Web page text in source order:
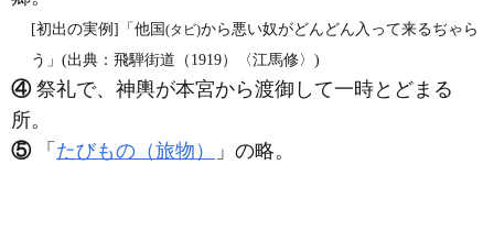
[初出の実例]「他国(タビ)から悪い奴がどんどん入って来るぢゃら
う」(出典：飛騨街道（1919）〈江馬修〉)
④祭礼で、神輿が本宮から渡御して一時とどまる
所。
⑤「 たびもの（旅物） 」の略。